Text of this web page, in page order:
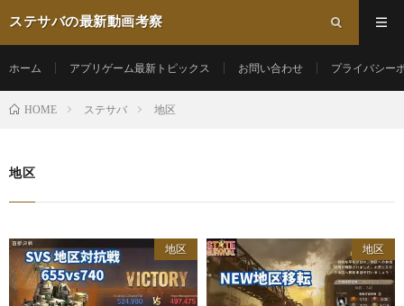
ステサバの最新動画考察
ホーム アプリゲーム最新トピックス お問い合わせ プライバシー
HOME ステサバ 地区
地区
地区 地区